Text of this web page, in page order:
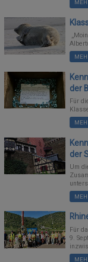
der
Für
der
Um
Für
9.